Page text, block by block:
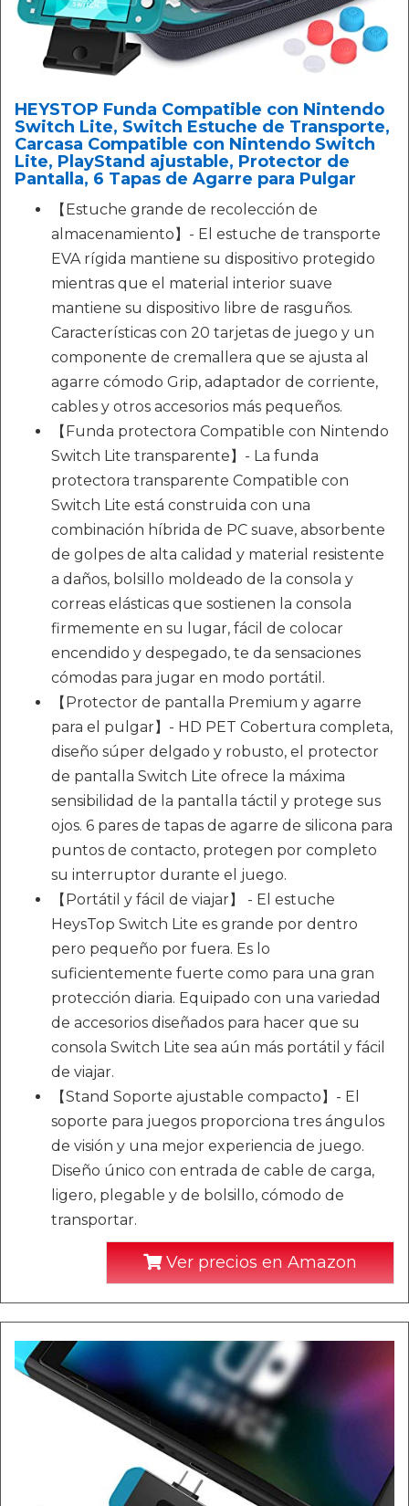
HEYSTOP Funda Compatible con Nintendo
Switch Lite, Switch Estuche de Transporte,
Carcasa Compatible con Nintendo Switch
Lite, PlayStand ajustable, Protector de
Pantalla, 6 Tapas de Agarre para Pulgar
【Estuche grande de recolección de
almacenamiento】- El estuche de transporte
EVA rígida mantiene su dispositivo protegido
mientras que el material interior suave
mantiene su dispositivo libre de rasguños.
Características con 20 tarjetas de juego y un
componente de cremallera que se ajusta al
agarre cómodo Grip, adaptador de corriente,
cables y otros accesorios más pequeños.
【Funda protectora Compatible con Nintendo
Switch Lite transparente】- La funda
protectora transparente Compatible con
Switch Lite está construida con una
combinación híbrida de PC suave, absorbente
de golpes de alta calidad y material resistente
a daños, bolsillo moldeado de la consola y
correas elásticas que sostienen la consola
firmemente en su lugar, fácil de colocar
encendido y despegado, te da sensaciones
cómodas para jugar en modo portátil.
【Protector de pantalla Premium y agarre
para el pulgar】- HD PET Cobertura completa,
diseño súper delgado y robusto, el protector
de pantalla Switch Lite ofrece la máxima
sensibilidad de la pantalla táctil y protege sus
ojos. 6 pares de tapas de agarre de silicona para
puntos de contacto, protegen por completo
su interruptor durante el juego.
【Portátil y fácil de viajar】 - El estuche
HeysTop Switch Lite es grande por dentro
pero pequeño por fuera. Es lo
suficientemente fuerte como para una gran
protección diaria. Equipado con una variedad
de accesorios diseñados para hacer que su
consola Switch Lite sea aún más portátil y fácil
de viajar.
【Stand Soporte ajustable compacto】- El
soporte para juegos proporciona tres ángulos
de visión y una mejor experiencia de juego.
Diseño único con entrada de cable de carga,
ligero, plegable y de bolsillo, cómodo de
transportar.
Ver precios en Amazon